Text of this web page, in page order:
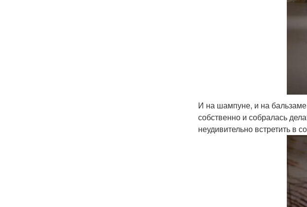
И на шампуне, и на бальзаме
собственно и собралась
неудивительно встретить в